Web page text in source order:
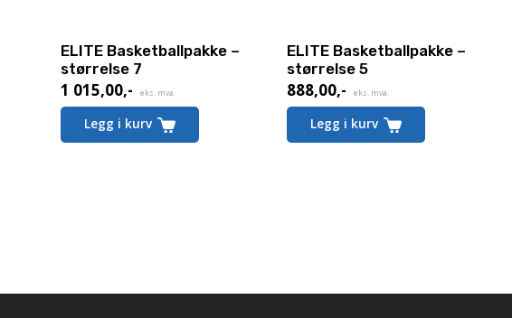
ELITE Basketballpakke –
størrelse 7
1 015,00,-
Nåværende
pris
eks. mva.
Legg i kurv
ELITE Basketballpakke –
størrelse 5
888,00,-
Nåværende
pris
eks. mva.
Legg i kurv